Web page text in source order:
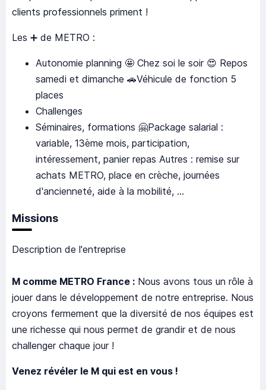
clients professionnels priment !
Les ➕ de METRO :
Autonomie planning 🤩 Chez soi le soir 😍 Repos
samedi et dimanche 🚗Véhicule de fonction 5
places
Challenges
Séminaires, formations 🤗Package salarial :
variable, 13ème mois, participation,
intéressement, panier repas Autres : remise sur
achats METRO, place en crèche, journées
d'ancienneté, aide à la mobilité, ...
Missions
Description de l'entreprise
M comme METRO France : Nous avons tous un rôle à
jouer dans le développement de notre entreprise. Nous
croyons fermement que la diversité de nos équipes est
une richesse qui nous permet de grandir et de nous
challenger chaque jour !
Venez révéler le M qui est en vous !